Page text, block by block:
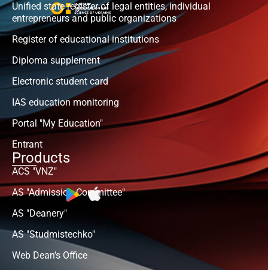
Unified state register of legal entities, individual
entrepreneurs and public organizations
Register of educational institutions
Diploma supplement
Electronic student card
IAS education monitoring
Portal "My Education"
Entrant
Products
ACS "VNZ"
AS "Admission Committee"
AS "Deanery"
AS "Studmistechko"
Web Dean's Office